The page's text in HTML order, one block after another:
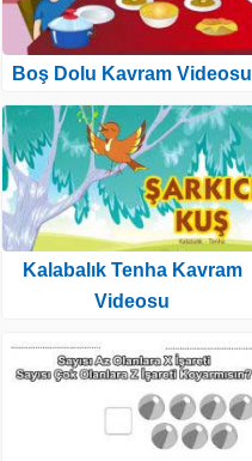
Boş Dolu Kavram Videosu
Kalabalık Tenha Kavram
Videosu